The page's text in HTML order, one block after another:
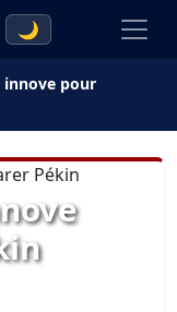
🌙
innove pour